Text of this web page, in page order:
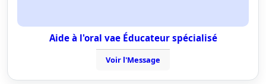
Aide à l'oral vae Éducateur spécialisé
Voir l'Message